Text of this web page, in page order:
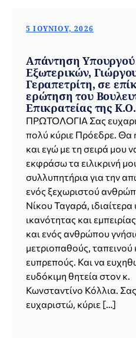
5 ΙΟΥΝΊΟΥ, 2026
Απάντηση Υπουργού
Εξωτερικών,
Γεραπετρίτη, σε
ερώτηση του
Επικρατείας της Κ.Ο.
ΠΛΕΥΣΗ
Αλεξάνδρου
σχετικά με τις
στις
σχέσεις (05.06.2026)
ΠΡΩΤΟΛΟΓΙΑ Σας
πολύ κύριε Πρόεδρε. Θα
και εγώ με τη σειρά μου
εκφράσω τα ειλικρινή
συλλυπητήρια για την
ενός ξεχωριστού
Νίκου Ταγαρά,
ικανότητας και
και ενός ανθρώπου
μετριοπαθούς, ταπεινού
ευπρεπούς. Και να
ευδόκιμη θητεία στον κ.
Κωνσταντίνο Κόλλια. Σας
ευχαριστώ, κύριε […]